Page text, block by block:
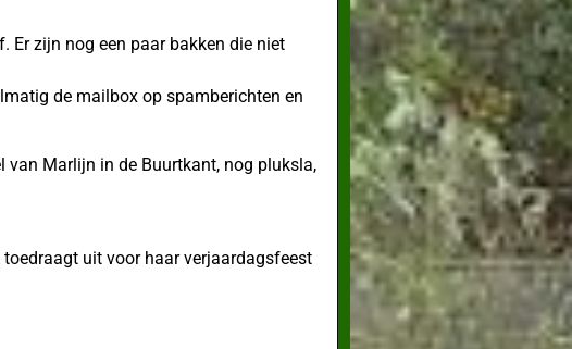
Er zijn nog een paar bakken die niet
de mailbox op spamberichten en
van Marlijn in de Buurtkant, nog pluksla,
uit voor haar verjaardagsfeest